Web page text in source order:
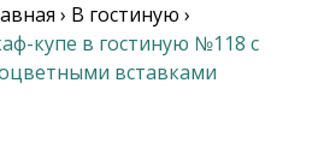
› В гостиную ›
купе в гостиную №118 с
вставками